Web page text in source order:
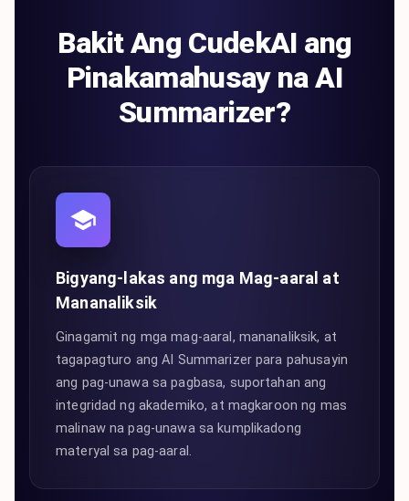
Bakit Ang CudekAI ang
Pinakamahusay na AI
Summarizer?
Bigyang-lakas ang mga Mag-aaral at
Mananaliksik
Ginagamit ng mga mag-aaral, mananaliksik, at
tagapagturo ang AI Summarizer para pahusayin
ang pag-unawa sa pagbasa, suportahan ang
integridad ng akademiko, at magkaroon ng mas
malinaw na pag-unawa sa kumplikadong
materyal sa pag-aaral.